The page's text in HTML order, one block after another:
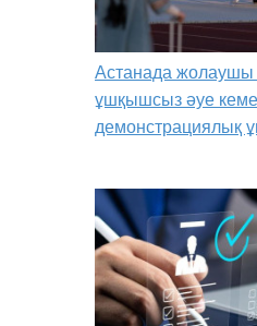
Астанада жолаушы
ұшқышсыз әуе
демонстрациялық